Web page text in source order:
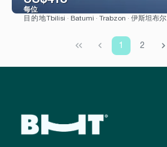
每位
目的地Tbilisi · Batumi · Trabzon · 伊斯坦布尔
1 2